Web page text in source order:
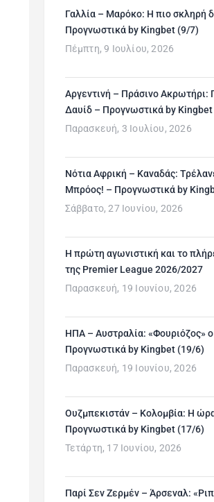
Γαλλία – Μαρόκο: Η πιο σκληρή
Προγνωστικά by Kingbet (9/7)
Πέμπτη, 9 Ιουλίου, 2026
Αργεντινή – Πράσινο Ακρωτήρι:
Δαυίδ – Προγνωστικά by
Παρασκευή, 3 Ιουλίου, 2026
Νότια Αφρική – Καναδάς:
Μπρόος! – Προγνωστικά by
Σάββατο, 27 Ιουνίου, 2026
H πρώτη αγωνιστική και το
της Premier League 2026/2027
Παρασκευή, 19 Ιουνίου, 2026
ΗΠΑ – Αυστραλία: «Φουριόζος»
Προγνωστικά by Kingbet (19/6)
Παρασκευή, 19 Ιουνίου, 2026
Ουζμπεκιστάν – Κολομβία: Η
Προγνωστικά by Kingbet (17/6)
Τετάρτη, 17 Ιουνίου, 2026
Παρί Σεν Ζερμέν – Άρσεναλ: